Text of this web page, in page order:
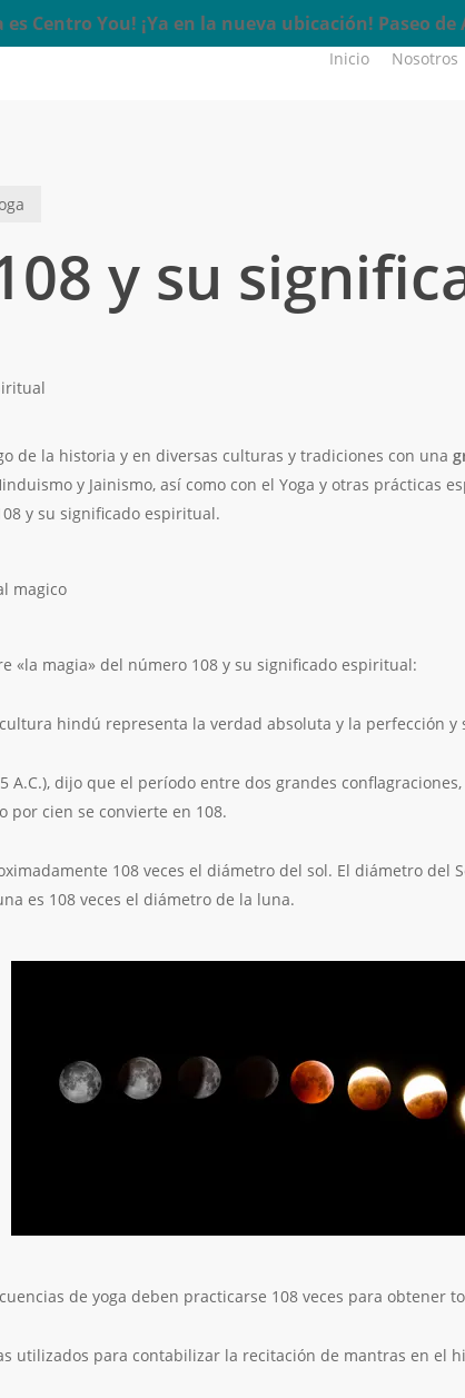
Centro You! ¡Ya en la nueva ubicación! Paseo
Inicio Nosotros
y su
de la historia y en diversas culturas y tradiciones con una
y Jainismo, así como con el Yoga y otras prácticas
y su significado espiritual.
«la magia» del número 108 y su significado espiritual:
hindú representa la verdad absoluta y la perfección
A.C.), dijo que el período entre dos grandes
por cien se convierte en 108.
108 veces el diámetro del sol. El diámetro del
es 108 veces el diámetro de la luna.
de yoga deben practicarse 108 veces para obtener
utilizados para contabilizar la recitación de mantras en el